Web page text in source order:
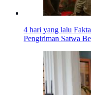
4 hari yang lalu
Pengiriman Satwa